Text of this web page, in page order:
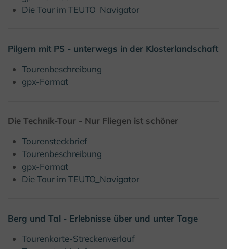
Die Tour im TEUTO_Navigator
Pilgern mit PS - unterwegs in der Klosterlandschaft
Tourenbeschreibung
gpx-Format
Die Technik-Tour - Nur Fliegen ist schöner
Tourensteckbrief
Tourenbeschreibung
gpx-Format
Die Tour im TEUTO_Navigator
Berg und Tal - Erlebnisse über und unter Tage
Tourenkarte-Streckenverlauf